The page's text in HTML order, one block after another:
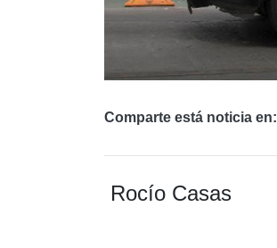
Comparte está noticia en:
Rocío Casas